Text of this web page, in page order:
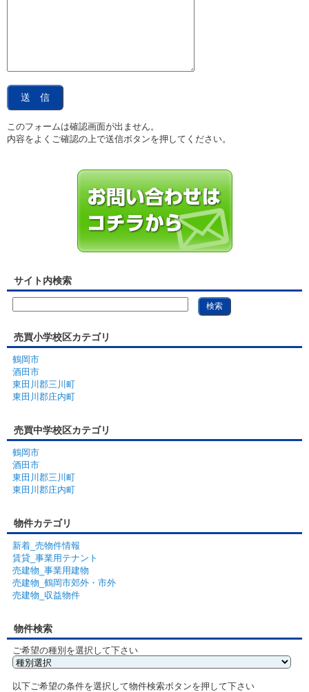
このフォームは確認画面が出ません。
内容をよくご確認の上で送信ボタンを押してください。
サイト内検索
売買小学校区カテゴリ
鶴岡市
酒田市
東田川郡三川町
東田川郡庄内町
売買中学校区カテゴリ
鶴岡市
酒田市
東田川郡三川町
東田川郡庄内町
物件カテゴリ
新着_売物件情報
賃貸_事業用テナント
売建物_事業用建物
売建物_鶴岡市郊外・市外
売建物_収益物件
物件検索
ご希望の種別を選択して下さい
以下ご希望の条件を選択して物件検索ボタンを押して下さい